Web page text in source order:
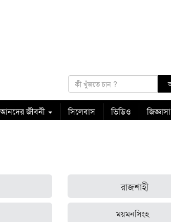
জীবনী সিলেবাস ভিডিও জিজ্ঞাসা
রাজশাহী
ময়মনসিংহ